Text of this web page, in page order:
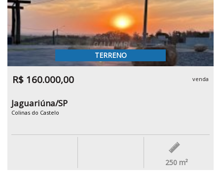
TERRENO
R$ 160.000,00 venda
Jaguariúna/SP
Colinas do Castelo
250 m²